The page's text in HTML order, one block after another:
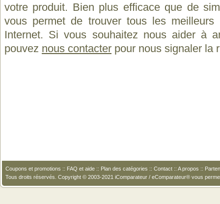
votre produit. Bien plus efficace que de
vous permet de trouver tous les
Internet. Si vous souhaitez nous aider à
pouvez nous contacter pour nous signaler la
Coupons et promotions :: FAQ et aide :: Plan des catégories :: Contact :: A propos ::
Tous droits réservés. Copyright © 2003-2021 iComparateur / eComparateur® vous